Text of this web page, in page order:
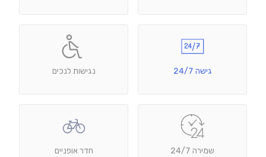
גישה 24/7 נגישות לנכים
שמירה 24/7 חדר אופניים